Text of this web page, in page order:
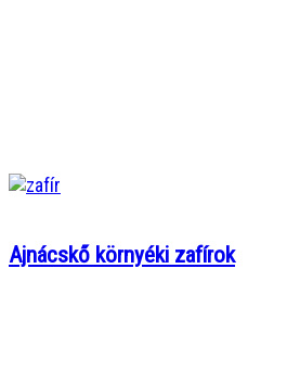
Ajnácskő környéki zafírok